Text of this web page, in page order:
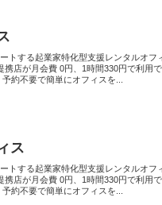
トする起業家特化型支援レンタルオフ
携店が月会費 0円、1時間330円で利用
約不要で簡単にオフィスを...
ス
トする起業家特化型支援レンタルオフ
携店が月会費 0円、1時間330円で利用
約不要で簡単にオフィスを...